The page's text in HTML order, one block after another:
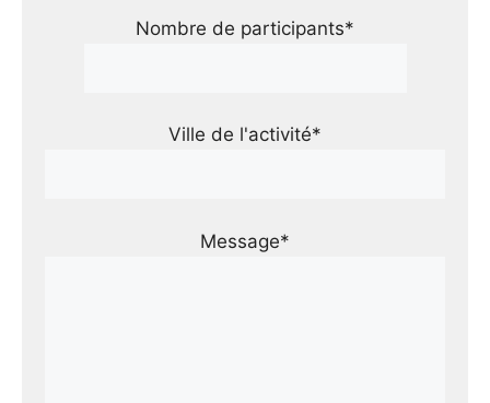
Nombre de participants*
Ville de l'activité*
Message*